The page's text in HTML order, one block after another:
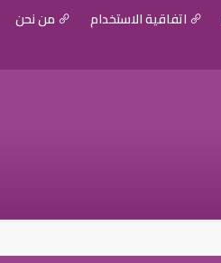
اتفاقية الاستخدام من نحن